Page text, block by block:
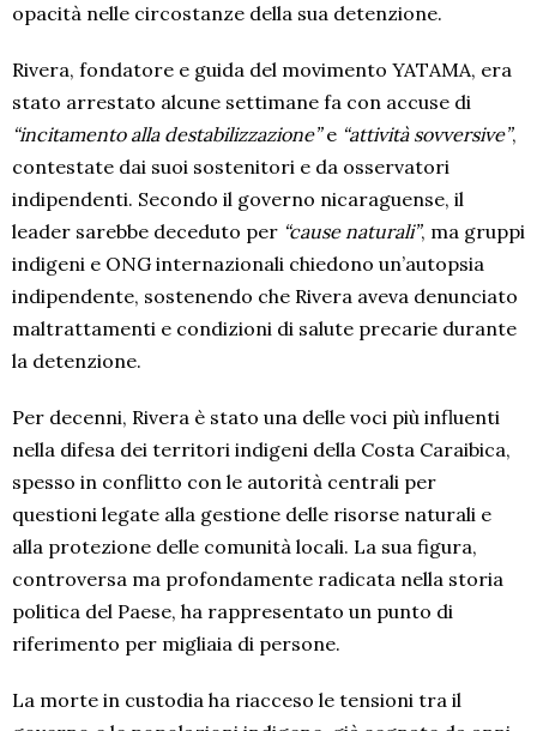
opacità nelle circostanze della sua detenzione.
Rivera, fondatore e guida del movimento YATAMA, era
stato arrestato alcune settimane fa con accuse di
“incitamento alla destabilizzazione”e “attività sovversive”,
contestate dai suoi sostenitori e da osservatori
indipendenti. Secondo il governo nicaraguense, il
leader sarebbe deceduto per “cause naturali”, ma gruppi
indigeni e ONG internazionali chiedono un’autopsia
indipendente, sostenendo che Rivera aveva denunciato
maltrattamenti e condizioni di salute precarie durante
la detenzione.
Per decenni, Rivera è stato una delle voci più influenti
nella difesa dei territori indigeni della Costa Caraibica,
spesso in conflitto con le autorità centrali per
questioni legate alla gestione delle risorse naturali e
alla protezione delle comunità locali. La sua figura,
controversa ma profondamente radicata nella storia
politica del Paese, ha rappresentato un punto di
riferimento per migliaia di persone.
La morte in custodia ha riacceso le tensioni tra il